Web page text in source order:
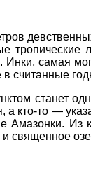
Инки, самая
в считанные
станет
а кто-то —
священное